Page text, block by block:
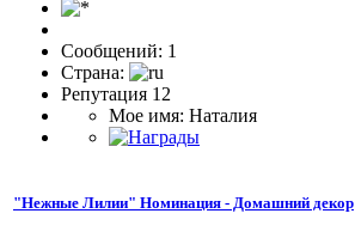
Сообщений: 1
Страна:
Репутация 12
Мое имя: Наталия
"Нежные Лилии" Номинация - Домашний декор